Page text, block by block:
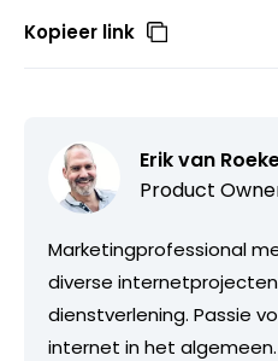
Kopieer link
Erik van
Product
Marketingprofessional
diverse
dienstverlening. Passie
internet in het